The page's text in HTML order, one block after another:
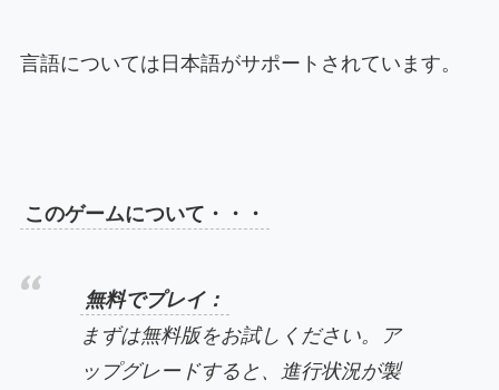
言語については日本語がサポートされています。
このゲームについて・・・
無料でプレイ：
まずは無料版をお試しください。ア
ップグレードすると、進行状況が製